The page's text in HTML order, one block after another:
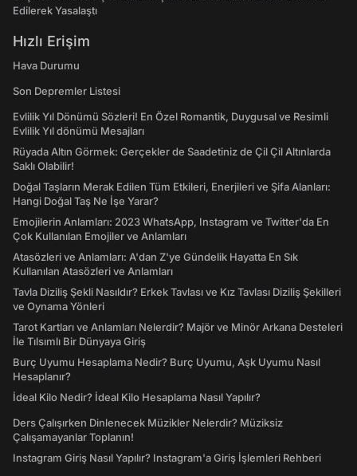
Edilerek Yasalaştı
Hızlı Erişim
Hava Durumu
Son Depremler Listesi
Evlilik Yıl Dönümü Sözleri! En Özel Romantik, Duygusal ve Resimli
Evlilik Yıl dönümü Mesajları
Rüyada Altın Görmek: Gerçekler de Saadetiniz de Çil Çil Altınlarda
Saklı Olabilir!
Doğal Taşların Merak Edilen Tüm Etkileri, Enerjileri ve Şifa Alanları:
Hangi Doğal Taş Ne İşe Yarar?
Emojilerin Anlamları: 2023 WhatsApp, Instagram ve Twitter'da En
Çok Kullanılan Emojiler ve Anlamları
Atasözleri ve Anlamları: A'dan Z'ye Gündelik Hayatta En Sık
Kullanılan Atasözleri ve Anlamları
Tavla Diziliş Şekli Nasıldır? Erkek Tavlası ve Kız Tavlası Diziliş Şekilleri
ve Oynama Yönleri
Tarot Kartları ve Anlamları Nelerdir? Majör ve Minör Arkana Desteleri
İle Tılsımlı Bir Dünyaya Giriş
Burç Uyumu Hesaplama Nedir? Burç Uyumu, Aşk Uyumu Nasıl
Hesaplanır?
İdeal Kilo Nedir? İdeal Kilo Hesaplama Nasıl Yapılır?
Ders Çalışırken Dinlenecek Müzikler Nelerdir? Müziksiz
Çalışamayanlar Toplanın!
Instagram Giriş Nasıl Yapılır? Instagram'a Giriş İşlemleri Rehberi